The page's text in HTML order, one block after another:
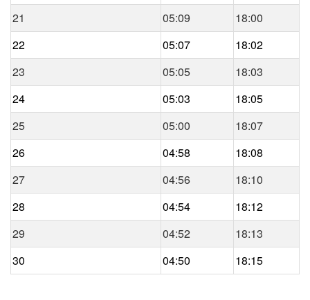
21
05:09
18:00
22
05:07
18:02
23
05:05
18:03
24
05:03
18:05
25
05:00
18:07
26
04:58
18:08
27
04:56
18:10
28
04:54
18:12
29
04:52
18:13
30
04:50 18:15